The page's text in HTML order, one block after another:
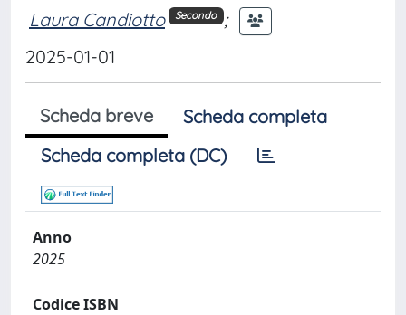
Laura Candiotto Secondo ;
2025-01-01
Scheda breve
Scheda completa
Scheda completa (DC)
Anno
2025
Codice ISBN